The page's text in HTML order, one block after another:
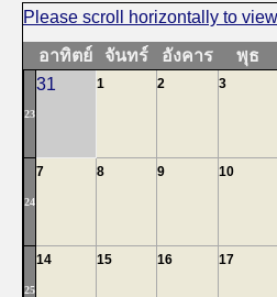
อาทิตย์ จันทร์ อังคาร พุธ
23
31 1 2 3
24
7 8 9 10
25
14 15 16 17